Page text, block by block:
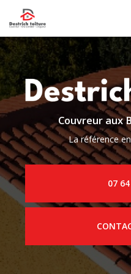
contenu
principal
Couvreur aux
La référence
07